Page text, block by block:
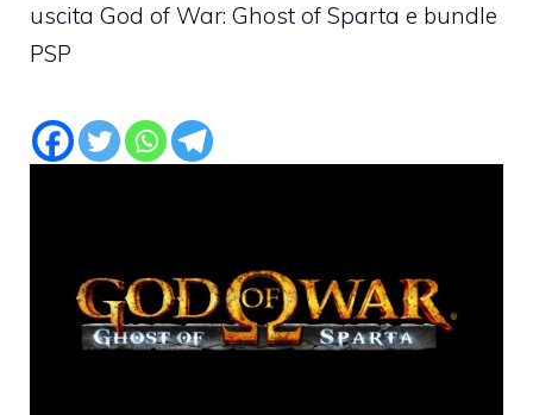
uscita God of War: Ghost of Sparta e bundle
PSP